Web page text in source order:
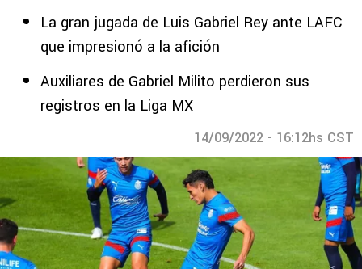
La gran jugada de Luis Gabriel Rey ante LAFC
que impresionó a la afición
Auxiliares de Gabriel Milito perdieron sus
registros en la Liga MX
14/09/2022 - 16:12hs CST